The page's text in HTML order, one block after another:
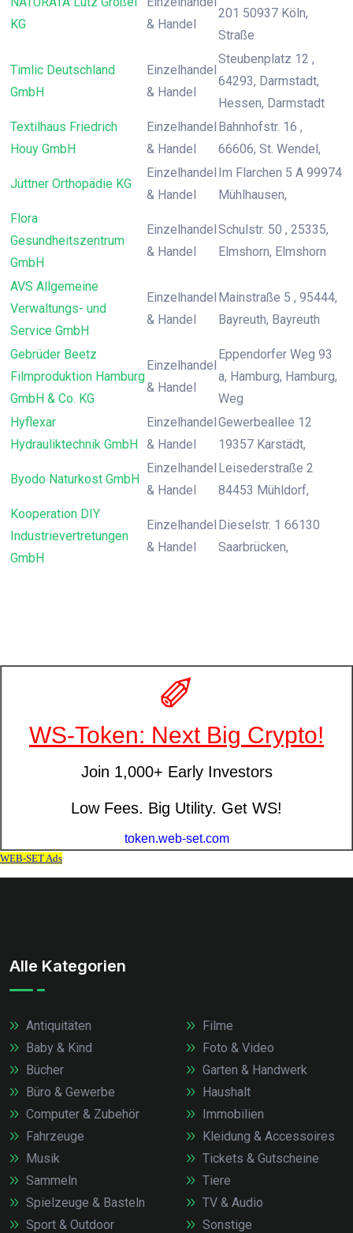
KG
& Handel
201 50937 Köln,
Straße
Timlic Deutschland
GmbH
Einzelhandel
& Handel
Steubenplatz 12 ,
64293, Darmstadt,
Hessen, Darmstadt
Textilhaus Friedrich
Houy GmbH
Einzelhandel
& Handel
Bahnhofstr. 16 ,
66606, St. Wendel,
Jüttner Orthopädie KG
Einzelhandel
& Handel
Im Flarchen 5 A 99974
Mühlhausen,
Flora
Gesundheitszentrum
GmbH
Einzelhandel
& Handel
Schulstr. 50 , 25335,
Elmshorn, Elmshorn
AVS Allgemeine
Verwaltungs- und
Service GmbH
Einzelhandel
& Handel
Mainstraße 5 , 95444,
Bayreuth, Bayreuth
Gebrüder Beetz
Filmproduktion Hamburg
GmbH & Co. KG
Einzelhandel
& Handel
Eppendorfer Weg 93
a, Hamburg, Hamburg,
Weg
Hyflexar
Hydrauliktechnik GmbH
Einzelhandel
& Handel
Gewerbeallee 12
19357 Karstädt,
Byodo Naturkost GmbH
Einzelhandel
& Handel
Leisederstraße 2
84453 Mühldorf,
Kooperation DIY
Industrievertretungen
GmbH
Einzelhandel
& Handel
Dieselstr. 1 66130
Saarbrücken,
Alle Kategorien
Antiquitäten
Baby & Kind
Bücher
Büro & Gewerbe
Computer & Zubehör
Fahrzeuge
Filme
Foto & Video
Garten & Handwerk
Haushalt
Immobilien
Kleidung & Accessoires
Musik
Sammeln
Spielzeuge & Basteln
Sport & Outdoor
Tickets & Gutscheine
Tiere
TV & Audio
Sonstige